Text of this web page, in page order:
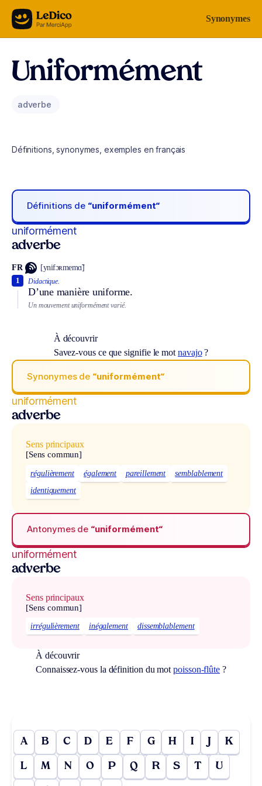
Aller au contenu Synonymes
Uniformément
adverbe
Définitions, synonymes, exemples en français
Définitions de “uniformément“
uniformément
adverbe
FR [ynifɔʀmemɑ̃]
Didactique.
D’une manière uniforme.
1
Un mouvement uniformément varié.
À découvrir
Savez-vous ce que signifie le mot navajo?
Synonymes de “uniformément“
uniformément
adverbe
Sens principaux
[Sens commun]
régulièrement également pareillement
semblablement
identiquement
Antonymes de “uniformément“
uniformément
adverbe
Sens principaux
[Sens commun]
irrégulièrement inégalement dissemblablement
À découvrir
Connaissez-vous la définition du motpoisson-flûte ?
A B C D E F G H I J K
L M N O P Q R S T U